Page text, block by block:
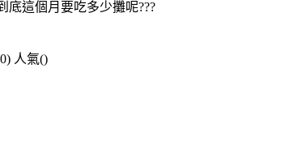
底這個月要吃多少攤呢???
人氣()